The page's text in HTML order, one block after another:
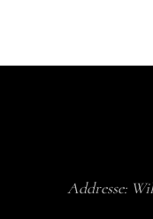
Addresse: